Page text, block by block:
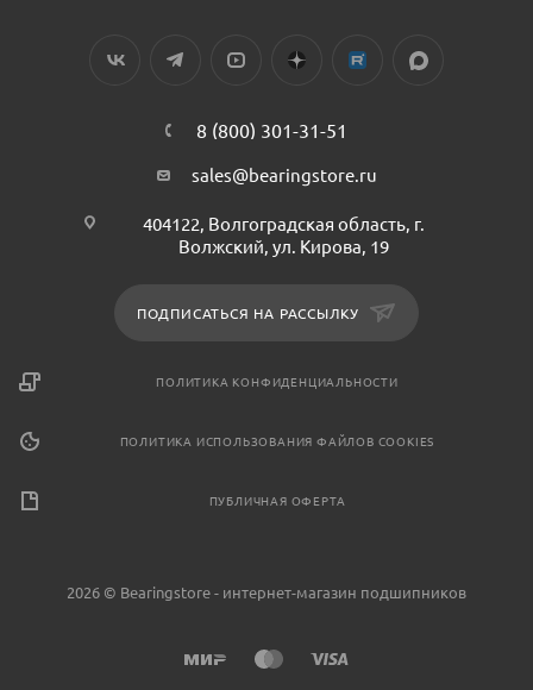
8 (800) 301-31-51
sales@bearingstore.ru
404122, Волгоградская область, г.
Волжский, ул. Кирова, 19
ПОДПИСАТЬСЯ НА РАССЫЛКУ
ПОЛИТИКА КОНФИДЕНЦИАЛЬНОСТИ
ПОЛИТИКА ИСПОЛЬЗОВАНИЯ ФАЙЛОВ COOKIES
ПУБЛИЧНАЯ ОФЕРТА
2026 © Bearingstore - интернет-магазин подшипников